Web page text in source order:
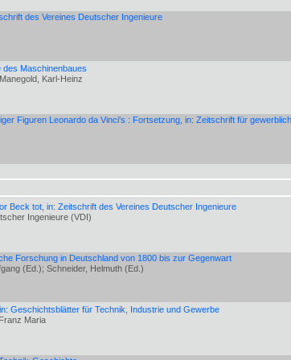
des Vereines Deutscher Ingenieure
Maschinenbaues
Karl-Heinz
Figuren Leonardo da Vinci's : Fortsetzung, in: Zeitschrift für
Beck tot, in: Zeitschrift des Vereines Deutscher Ingenieure
Ingenieure (VDI)
Forschung in Deutschland von 1800 bis zur Gegenwart
(Ed.); Schneider, Helmuth (Ed.)
Geschichtsblätter für Technik, Industrie und Gewerbe
Maria